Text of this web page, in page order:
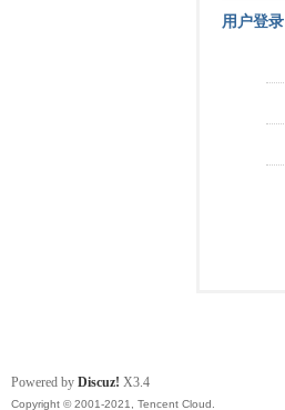
用户登录
Powered by Discuz! X3.4
Copyright © 2001-2021, Tencent Cloud.